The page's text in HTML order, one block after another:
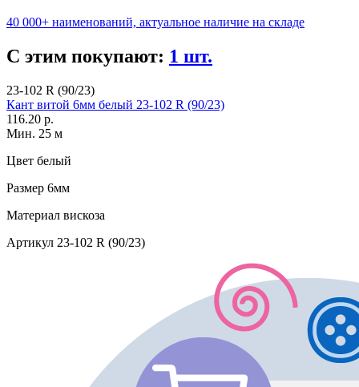
40 000+ наименований, актуальное наличие на складе
С этим покупают: 1 шт.
23-102 R (90/23)
Кант витой 6мм белый 23-102 R (90/23)
116.20 р.
Мин. 25 м
Цвет белый
Размер 6мм
Материал вискоза
Артикул 23-102 R (90/23)